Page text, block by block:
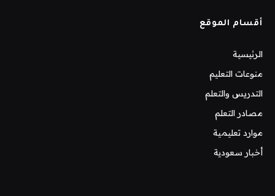
أقسام الموقع
الرئيسية
منوعات التعليم
التدريس والتعلم
مصادر التعلم
موارد تعليمية
أخبار سعودية